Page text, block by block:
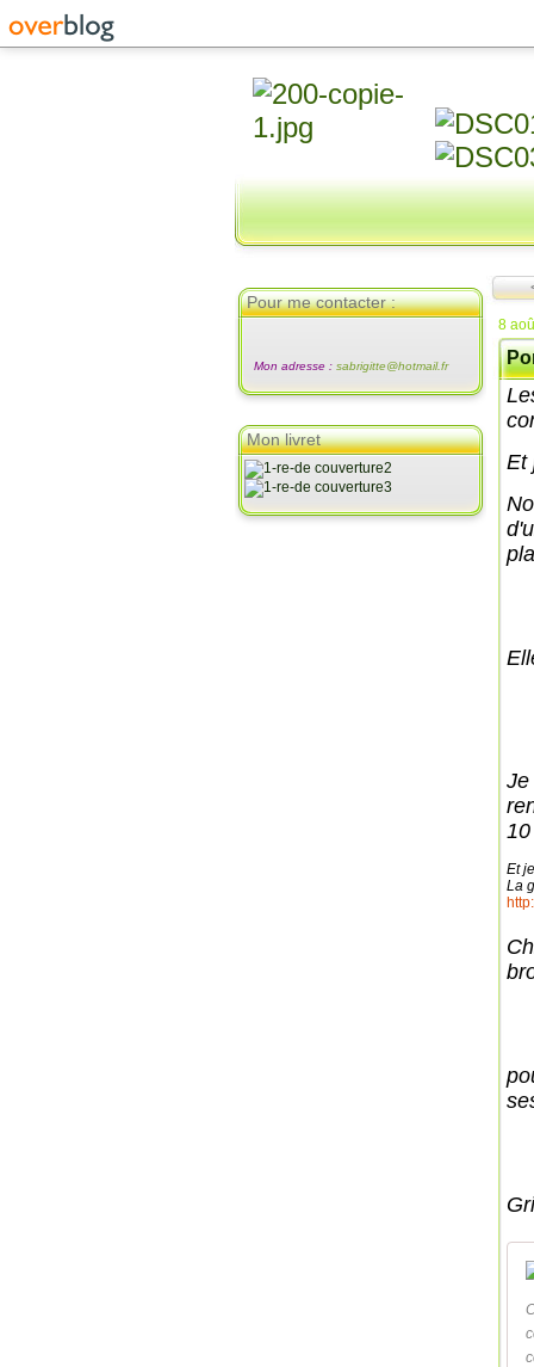
Pour me contacter :
Mon adresse : sabrigitte@hotmail.fr
Mon livret
8
Et
Je
Et
La